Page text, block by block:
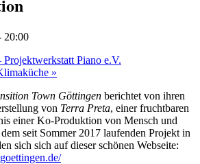
20:00
Piano e.V.
»
Town Göttingen berichtet von ihren
von Terra Preta, einer fruchtbaren
einer Ko-Produktion von Mensch und
seit Sommer 2017 laufenden Projekt in
sich sich auf dieser schönen Webseite: